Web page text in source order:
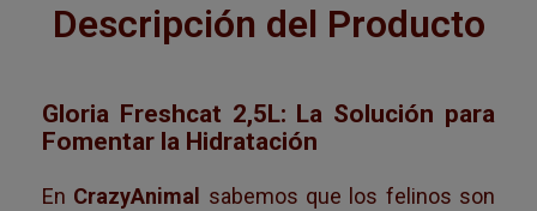
Descripción del Producto
Gloria Freshcat 2,5L: La Solución para
Fomentar la Hidratación
En CrazyAnimal
sabemos que los felinos son